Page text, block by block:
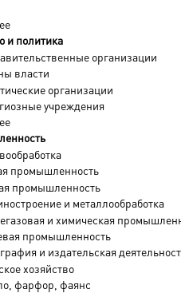
и политика
организации
власти
организации
учреждения
промышленность
промышленность
и металлообработка
и химическая
промышленность
и издательская
хозяйство
фарфор, фаянс
загрузчик